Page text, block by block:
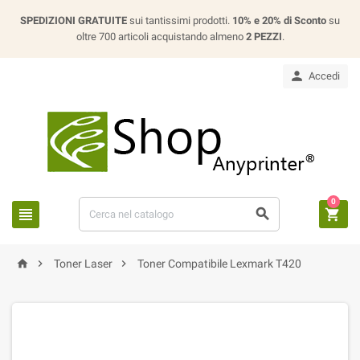
SPEDIZIONI GRATUITE sui tantissimi prodotti. 10% e 20% di Sconto su
oltre 700 articoli acquistando almeno 2 PEZZI.
 Accedi
  
0
  Toner Laser  Toner Compatibile Lexmark T420